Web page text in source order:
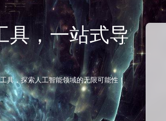
具，一站式导
具，探索人工智能领域的无限可能性！